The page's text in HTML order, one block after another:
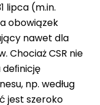
lipca (m.in.
obowiązek
nawet dla
Chociaż CSR nie
deﬁnicję
np. według
jest szeroko